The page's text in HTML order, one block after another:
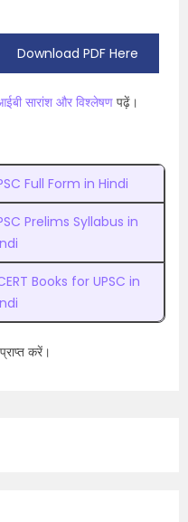
Download PDF Here
सारांश और विश्लेषण पढ़ें।
Full Form in Hindi
Prelims Syllabus in
Books for UPSC in
करें।